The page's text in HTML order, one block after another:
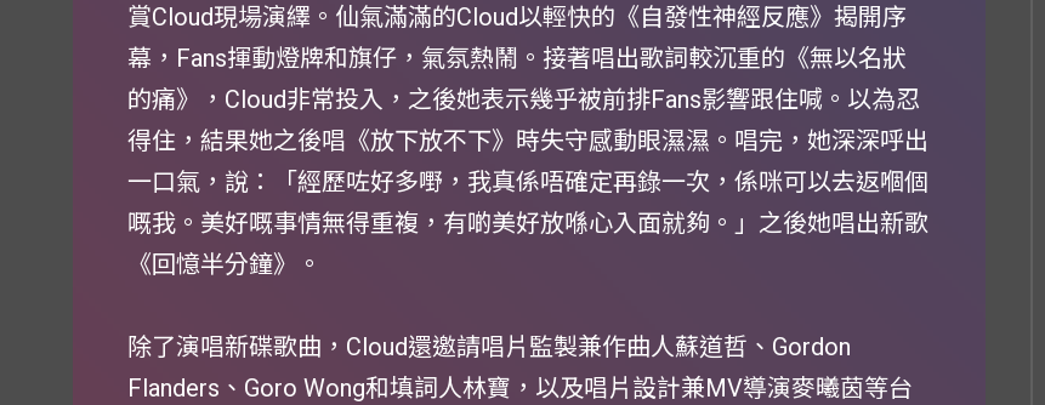
賞Cloud現場演繹。仙氣滿滿的Cloud以輕快的《自發性神經反應》揭開序
幕，Fans揮動燈牌和旗仔，氣氛熱鬧。接著唱出歌詞較沉重的《無以名狀
的痛》，Cloud非常投入，之後她表示幾乎被前排Fans影響跟住喊。以為忍
得住，結果她之後唱《放下放不下》時失守感動眼濕濕。唱完，她深深呼出
一口氣，說：「經歷咗好多嘢，我真係唔確定再錄一次，係咪可以去返嗰個
嘅我。美好嘅事情無得重複，有啲美好放喺心入面就夠。」之後她唱出新歌
《回憶半分鐘》。
除了演唱新碟歌曲，Cloud還邀請唱片監製兼作曲人蘇道哲、Gordon
Flanders、Goro Wong和填詞人林寶，以及唱片設計兼MV導演麥曦茵等台